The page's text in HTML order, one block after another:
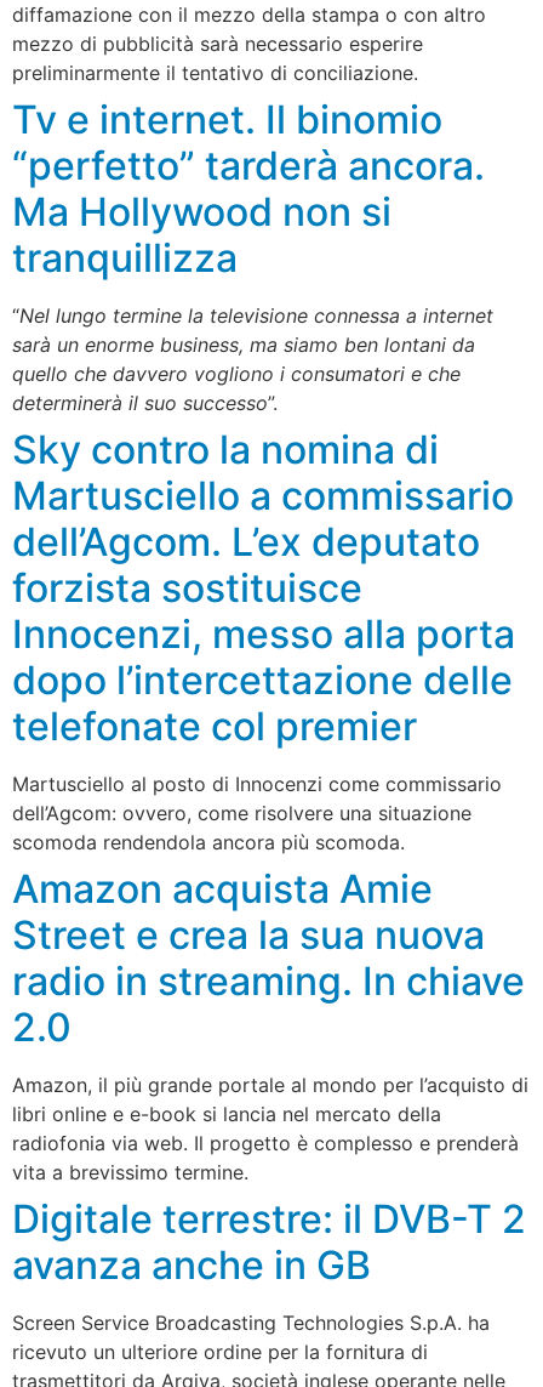
diffamazione con il mezzo della stampa o con altro
mezzo di pubblicità sarà necessario esperire
preliminarmente il tentativo di conciliazione.
Tv e internet. Il binomio
“perfetto” tarderà ancora.
Ma Hollywood non si
tranquillizza
“Nel lungo termine la televisione connessa a internet
sarà un enorme business, ma siamo ben lontani da
quello che davvero vogliono i consumatori e che
determinerà il suo successo”.
Sky contro la nomina di
Martusciello a commissario
dell’Agcom. L’ex deputato
forzista sostituisce
Innocenzi, messo alla porta
dopo l’intercettazione delle
telefonate col premier
Martusciello al posto di Innocenzi come commissario
dell’Agcom: ovvero, come risolvere una situazione
scomoda rendendola ancora più scomoda.
Amazon acquista Amie
Street e crea la sua nuova
radio in streaming. In chiave
2.0
Amazon, il più grande portale al mondo per l’acquisto di
libri online e e-book si lancia nel mercato della
radiofonia via web. Il progetto è complesso e prenderà
vita a brevissimo termine.
Digitale terrestre: il DVB-T 2
avanza anche in GB
Screen Service Broadcasting Technologies S.p.A. ha
ricevuto un ulteriore ordine per la fornitura di
trasmettitori da Arqiva, società inglese operante nelle